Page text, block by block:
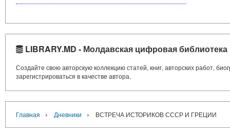
LIBRARY.MD - Молдавская цифровая библиотека
Создайте свою авторскую коллекцию статей, книг, авторских работ,
зарегистрироваться в качестве автора.
Главная › Дневники › ВСТРЕЧА ИСТОРИКОВ СССР И ГРЕЦИИ